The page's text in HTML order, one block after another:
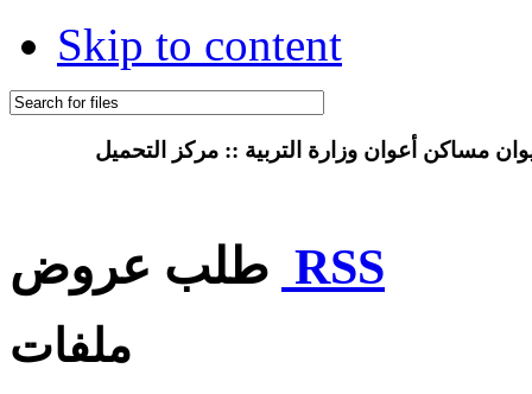
Skip to content
RSS
ملفات